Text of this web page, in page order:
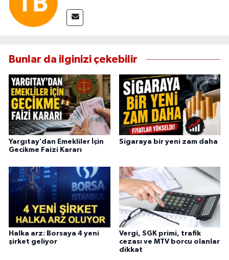
Bunlar da ilginizi çekebilir
Yargıtay’dan Emekliler İçin
Gecikme Faizi Kararı
Sigaraya bir yeni zam daha
Halka arz: Borsaya 4 yeni
şirket geliyor
Vergi, SGK primi, trafik
cezası ve MTV borcu olanlar
dikkat